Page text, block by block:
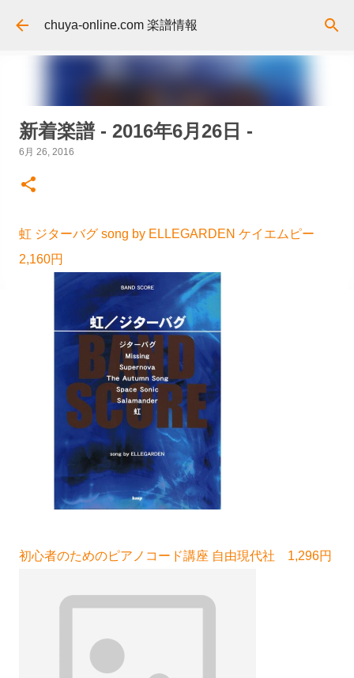
スキップしてメイン コンテンツに移動
chuya-online.com 楽譜情報
新着楽譜 - 2016年6月26日 -
6月 26, 2016
虹 ジターバグ song by ELLEGARDEN ケイエムピー
2,160円
初心者のためのピアノコード講座 自由現代社 1,296円